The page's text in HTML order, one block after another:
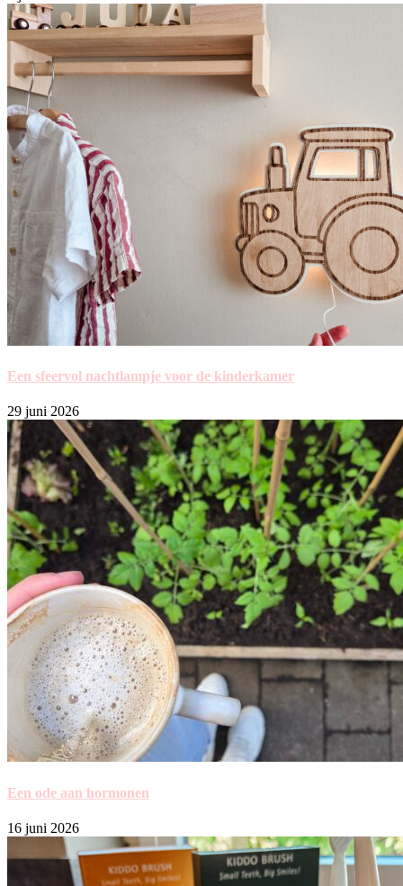
Een sfeervol nachtlampje voor de kinderkamer
29 juni 2026
Een ode aan hormonen
16 juni 2026